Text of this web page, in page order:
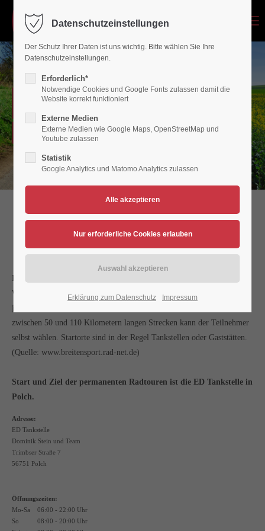
Login
Benutzername
Anmelden
Support
24h/ 365days
We offer support for our customers
Get in touch
Cybersteel Inc.
376-293 City Road, Suite 600
+44 1234 567 890
Drop us a line
PERMANENTE RADTOUREN
Radsport - VfB Polch
Permanente Radtouren - VfB Polch
Abteilung Radsport
Wochenend- und Feiertage beschränkten A-Fahrten die Möglichkeit, zu
jedem Termin eine beschriebene Tour zu fahren. Die Startzeit für diese
zwischen 50 und 110 Kilometern langen Strecken kann der Teilnehmer
selbst wählen. Startorte sind in der Regel Tankstellen oder Gaststätten.
(Quelle: www.breitensport.rad-net.de)
Start und Ziel der permanenten Radtouren ist die ED Tankstelle in
Polch.
Adresse:
ED Tankstelle
Dominik Stein und Team
Trimbser Straße 7
56751 Polch
Öffnungszeiten:
Mo-Sa
06:00 - 22:00 Uhr
So
08:00 - 20:00 Uhr
Datenschutzeinstellungen
Der Schutz Ihrer Daten ist uns wichtig. Bitte wählen Sie Ihre
Datenschutzeinstellungen.
Erforderlich*
Notwendige Cookies und Google Fonts zulassen damit die
Website korrekt funktioniert
Externe Medien
Externe Medien wie Google Maps, OpenStreetMap und
Youtube zulassen
Statistik
Google Analytics und Matomo Analytics zulassen
Erklärung zum Datenschutz Impressum